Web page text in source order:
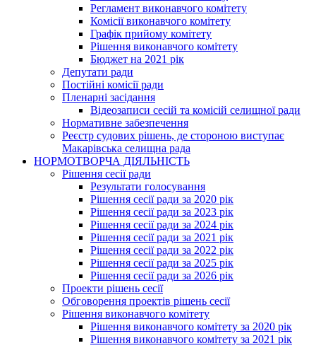
Регламент виконавчого комітету
Комісії виконавчого комітету
Графік прийому комітету
Рішення виконавчого комітету
Бюджет на 2021 рік
Депутати ради
Постійні комісії ради
Пленарні засідання
Відеозаписи сесій та комісій селищної ради
Нормативне забезпечення
Реєстр судових рішень, де стороною виступає
Макарівська селищна рада
НОРМОТВОРЧА ДІЯЛЬНІСТЬ
Рішення сесії ради
Результати голосування
Рішення сесії ради за 2020 рік
Рішення сесії ради за 2023 рік
Рішення сесії ради за 2024 рік
Рішення сесії ради за 2021 рік
Рішення сесії ради за 2022 рік
Рішення сесії ради за 2025 рік
Рішення сесії ради за 2026 рік
Проекти рішень сесії
Обговорення проектів рішень сесії
Рішення виконавчого комітету
Рішення виконавчого комітету за 2020 рік
Рішення виконавчого комітету за 2021 рік